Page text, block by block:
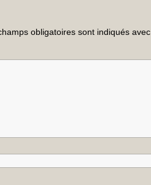
obligatoires sont indiqués avec